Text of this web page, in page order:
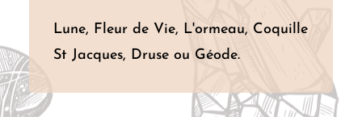
Lune, Fleur de Vie, L'ormeau, Coquille
St Jacques, Druse ou Géode.